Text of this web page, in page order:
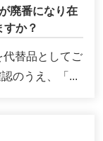
廃番になり在
すか？
替品としてご
のうえ、「...